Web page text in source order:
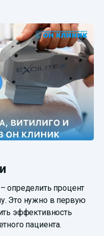
определить процент
Это нужно в первую
эффективность
пациента.